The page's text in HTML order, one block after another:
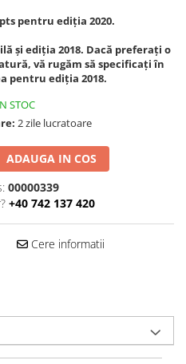
pentru ediția 2020.
și ediția 2018. Dacă preferați o
vă rugăm să specificați în
pentru ediția 2018.
STOC
2 zile lucratoare
ADAUGA IN COS
00000339
+40 742 137 420
Cere informatii